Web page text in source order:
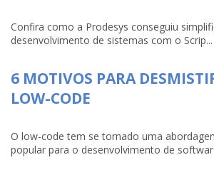
Confira como a Prodesys conseguiu
desenvolvimento de sistemas com o Scrip...
6 MOTIVOS PARA
LOW-CODE
O low-code tem se tornado uma
popular para o desenvolvimento de